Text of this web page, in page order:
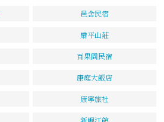
邑舍民宿
扇平山莊
百果園民宿
康庭大飯店
康寧旅社
新崛江館